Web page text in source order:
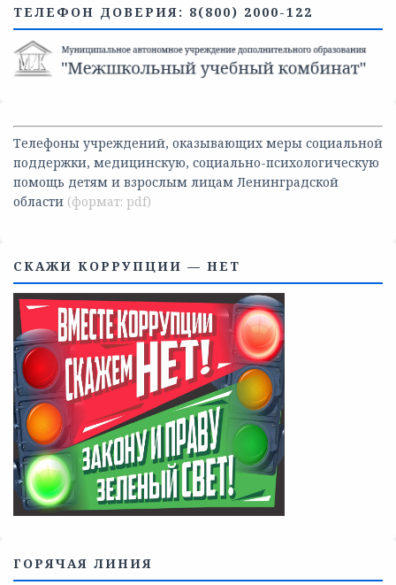
ТЕЛЕФОН ДОВЕРИЯ: 8(800) 2000-122
Телефоны учреждений, оказывающих меры социальной
поддержки, медицинскую, социально-психологическую
помощь детям и взрослым лицам Ленинградской
области
СКАЖИ КОРРУПЦИИ — НЕТ